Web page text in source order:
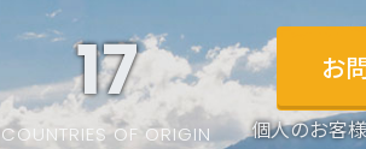
19
COUNTRIES OF ORIGIN
お
個人のお客